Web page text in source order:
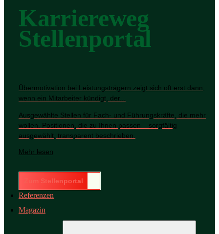
Karriereweg
Stellenportal
Übermotivation bei Leistungsträgern zeigt sich oft erst dann,
wenn ein Mitarbeiter kündigt, der...
Ausgewählte Stellen für Fach- und Führungskräfte, die mehr
wollen. Positionen, die zu Ihnen passen – sorgfältig
ausgewählt, transparent beschrieben.
Mehr lesen
Zum Stellenportal
Referenzen
Magazin